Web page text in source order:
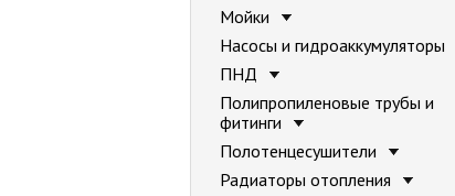
Мойки
Насосы и гидроаккумуляторы
ПНД
Полипропиленовые трубы и
фитинги
Полотенцесушители
Радиаторы отопления